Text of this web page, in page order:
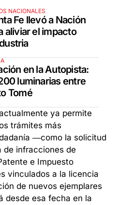
NACIONALES
Fe llevó a Nación
aliviar el impacto
en la Autopista:
luminarias entre
Tomé
ya permite
trámites más
—como la solicitud
de infracciones de
e Impuesto
vinculados a la licencia
de nuevos ejemplares
desde esa fecha en la